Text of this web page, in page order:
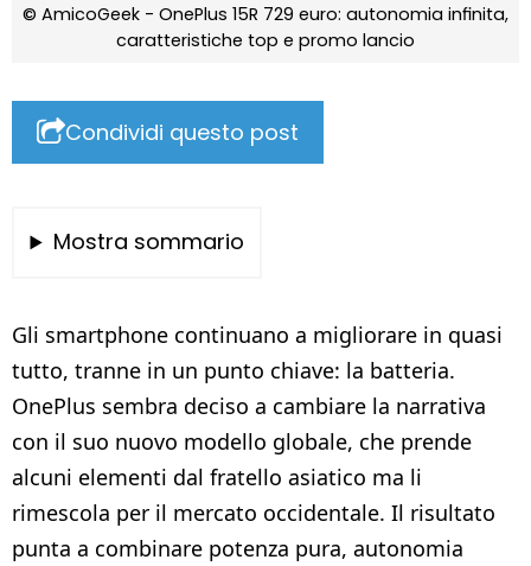
© AmicoGeek - OnePlus 15R 729 euro: autonomia infinita,
caratteristiche top e promo lancio
Condividi questo post
Mostra sommario
Gli smartphone continuano a migliorare in quasi
tutto, tranne in un punto chiave: la batteria.
OnePlus sembra deciso a cambiare la narrativa
con il suo nuovo modello globale, che prende
alcuni elementi dal fratello asiatico ma li
rimescola per il mercato occidentale. Il risultato
punta a combinare potenza pura, autonomia